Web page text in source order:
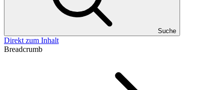
Suche
Direkt zum Inhalt
Breadcrumb